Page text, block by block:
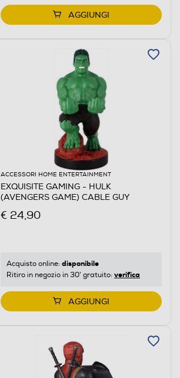
AGGIUNGI
ACCESSORI HOME ENTERTAINMENT
EXQUISITE GAMING - HULK
(AVENGERS GAME) CABLE GUY
€ 24,90
Acquisto online: disponibile
Ritiro in negozio in 30' gratuito: verifica
AGGIUNGI